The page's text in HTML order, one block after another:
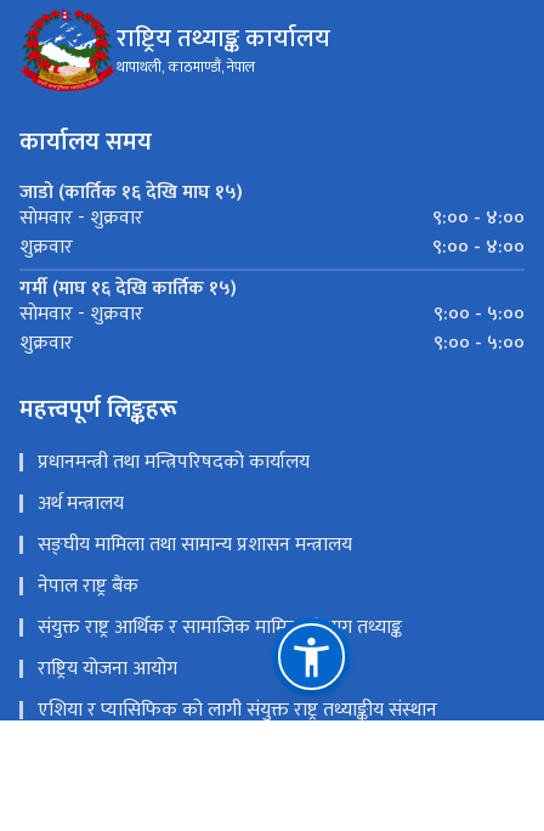
राष्ट्रिय तथ्याङ्क कार्यालय
थापाथली, काठमाण्डौं, नेपाल
कार्यालय समय
जाडो (कार्तिक १६ देखि माघ १५)
साेमवार - शुक्रवार
९:०० - ४:००
शुक्रवार
९:०० - ४:००
गर्मी (माघ १६ देखि कार्तिक १५)
साेमवार - शुक्रवार
९:०० - ५:००
शुक्रवार
९:०० - ५:००
महत्त्वपूर्ण लिङ्कहरू
प्रधानमन्त्री तथा मन्त्रिपरिषदको कार्यालय
अर्थ मन्त्रालय
सङ्‍घीय मामिला तथा सामान्य प्रशासन मन्त्रालय
नेपाल राष्ट्र बैंक
संयुक्त राष्ट्र आर्थिक र सामाजिक मामिला विभाग तथ्याङ्क
राष्ट्रिय योजना आयोग
एशिया र प्यासिफिक को लागी संयुक्त राष्ट्र तथ्याङ्कीय संस्थान